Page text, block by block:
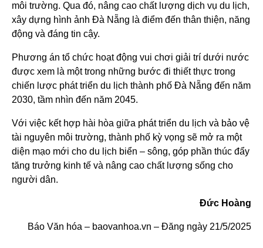
môi trường. Qua đó, nâng cao chất lượng dịch vụ du lịch,
xây dựng hình ảnh Đà Nẵng là điểm đến thân thiện, năng
động và đáng tin cậy.
Phương án tổ chức hoạt động vui chơi giải trí dưới nước
được xem là một trong những bước đi thiết thực trong
chiến lược phát triển du lịch thành phố Đà Nẵng đến năm
2030, tầm nhìn đến năm 2045.
Với việc kết hợp hài hòa giữa phát triển du lịch và bảo vệ
tài nguyên môi trường, thành phố kỳ vọng sẽ mở ra một
diện mạo mới cho du lịch biển – sông, góp phần thúc đẩy
tăng trưởng kinh tế và nâng cao chất lượng sống cho
người dân.
Đức Hoàng
Báo Văn hóa – baovanhoa.vn – Đăng ngày 21/5/2025